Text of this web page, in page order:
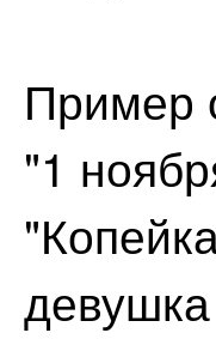
Пример
"1